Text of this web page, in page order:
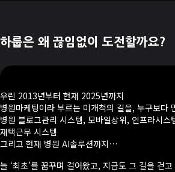
하룹은 왜 끊임없이 도전할까요?
우린 2013년부터 현재 2025년까지
병원마케팅이라 부르는 미개척의 길을, 누구보다
병원 블로그관리 시스템, 모바일상위, 인프라시스
재택근무 시스템
그리고 현재 병원 AI솔루션까지…
늘 ‘최초’를 꿈꾸며 걸어왔고, 지금도 그 길을 걷고